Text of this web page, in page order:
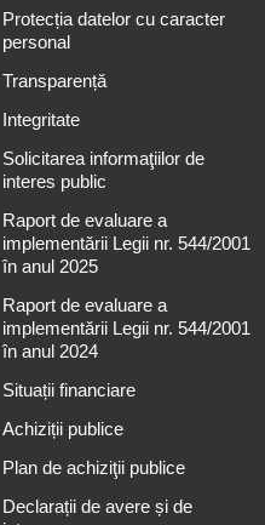
Protecția datelor cu caracter
personal
Transparență
Integritate
Solicitarea informaţiilor de
interes public
Raport de evaluare a
implementării Legii nr. 544/2001
în anul 2025
Raport de evaluare a
implementării Legii nr. 544/2001
în anul 2024
Situații financiare
Achiziții publice
Plan de achiziţii publice
Declarații de avere și de